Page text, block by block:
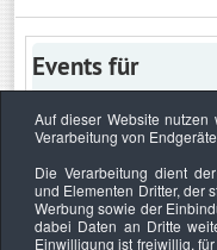
Events für
Keine Termine
Auf dieser Website
Verarbeitung von
Die Verarbeitung dient
und Elementen Dritter, der
Werbung sowie der
dabei Daten an Dritte
Einwilligung ist freiwillig,